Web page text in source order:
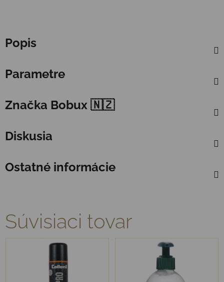
Popis
Parametre
Značka Bobux 🇳🇿
Diskusia
Ostatné informácie
Súvisiaci tovar